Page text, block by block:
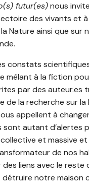
futur(es)nous
des vivants et
Nature ainsi que sur
constats
mêlant à la fiction
par des auteur.es
de la recherche sur
appellent à
sont autant d’alertes
et massive
de nos
liens avec le reste
notre maison